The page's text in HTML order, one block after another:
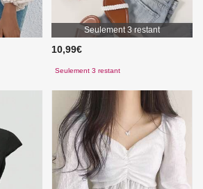
Seulement 3 restant
10,99€
Seulement 3 restant